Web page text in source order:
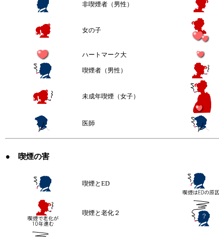
非喫煙者（男性）
女の子
ハートマーク大
喫煙者（男性）
未成年喫煙（女子）
医師
● 喫煙の害
喫煙とED
喫煙と老化２